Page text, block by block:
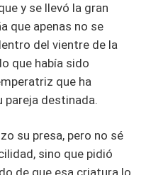
y se llevó la gran
que apenas no se
del vientre de la
que había sido
que ha
pareja destinada.
su presa, pero no sé
sino que pidió